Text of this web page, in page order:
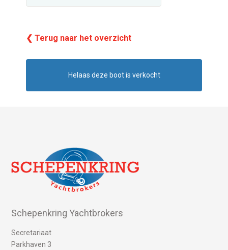
❮ Terug naar het overzicht
Helaas deze boot is verkocht
Schepenkring Yachtbrokers
Secretariaat
Parkhaven 3